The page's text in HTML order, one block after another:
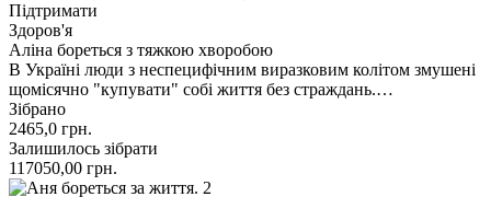
Підтримати
Здоров'я
Аліна бореться з тяжкою хворобою
В Україні люди з неспецифічним виразковим колітом змушені
щомісячно "купувати" собі життя без страждань.…
Зібрано
2465,0 грн.
Залишилось зібрати
117050,00 грн.